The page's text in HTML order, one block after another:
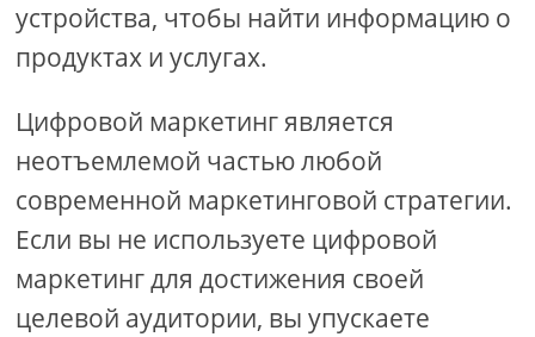
устройства, чтобы найти информацию о
продуктах и ​​услугах.
Цифровой маркетинг является
неотъемлемой частью любой
современной маркетинговой стратегии.
Если вы не используете цифровой
маркетинг для достижения своей
целевой аудитории, вы упускаете